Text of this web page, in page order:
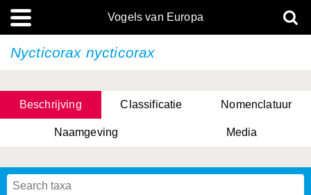
Vogels van Europa
Nycticorax nycticorax
Beschrijving Classificatie Nomenclatuur
Naamgeving Media